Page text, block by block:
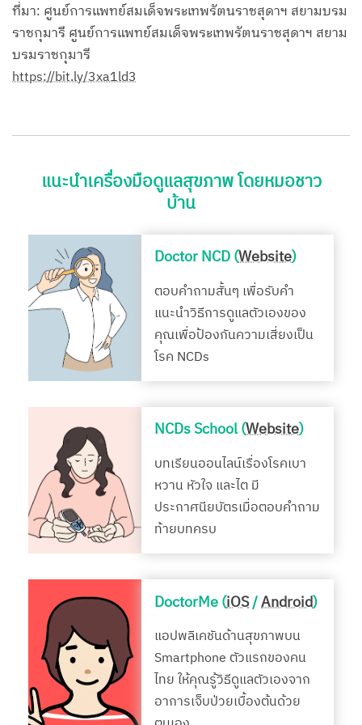
ที่มา: ศูนย์การแพทย์สมเด็จพระเทพรัตนราชสุดาฯ สยามบรม
ราชกุมารี ศูนย์การแพทย์สมเด็จพระเทพรัตนราชสุดาฯ สยาม
บรมราชกุมารี
https://bit.ly/3xa1ld3
แนะนำเครื่องมือดูแลสุขภาพ โดยหมอชาว
บ้าน
Doctor NCD (Website)
ตอบคำถามสั้นๆ เพื่อรับคำ
แนะนำวิธีการดูแลตัวเองของ
คุณเพื่อป้องกันความเสี่ยงเป็น
โรค NCDs
NCDs School (Website)
บทเรียนออนไลน์เรื่องโรคเบา
หวาน หัวใจ และไต มี
ประกาศนียบัตรเมื่อตอบคำถาม
ท้ายบทครบ
DoctorMe (iOS/Android)
แอปพลิเคชันด้านสุขภาพบน
Smartphone ตัวแรกของคน
ไทย ให้คุณรู้วิธีดูแลตัวเองจาก
อาการเจ็บป่วยเบื้องต้นด้วย